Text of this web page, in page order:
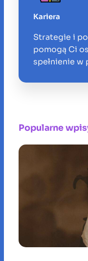
Kariera
Strategie i
pomogą Ci
spełnienie w
Popularne